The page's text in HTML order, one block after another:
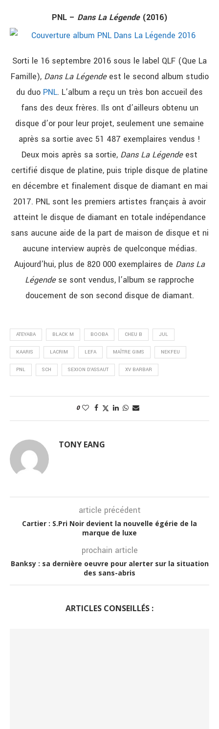
PNL – Dans La Légende(2016)
Sorti le 16 septembre 2016 sous le label QLF (Que La
Famille), Dans La Légendeest le second album studio
du duo PNL. L’album a reçu un très bon accueil des
fans des deux frères. Ils ont d’ailleurs obtenu un
disque d’or pour leur projet, seulement une semaine
après sa sortie avec 51 487 exemplaires vendus !
Deux mois après sa sortie, Dans La Légendeest
certifié disque de platine, puis triple disque de platine
en décembre et finalement disque de diamant en mai
2017. PNL sont les premiers artistes français à avoir
atteint le disque de diamant en totale indépendance
sans aucune aide de la part de maison de disque et ni
aucune interview auprès de quelconque médias.
Aujourd’hui, plus de 820 000 exemplaires de Dans La
Légendese sont vendus, l’album se rapproche
doucement de son second disque de diamant.
ATEYABA BLACK M BOOBA CHEU B JUL
KAARIS LACRIM LEFA MAÎTRE GIMS NEKFEU
PNL SCH SEXION D'ASSAUT XV BARBAR
0
TONY EANG
article précédent
Cartier : S.Pri Noir devient la nouvelle égérie de la
marque de luxe
prochain article
Banksy : sa dernière oeuvre pour alerter sur la situation
des sans-abris
ARTICLES CONSEILLÉS :